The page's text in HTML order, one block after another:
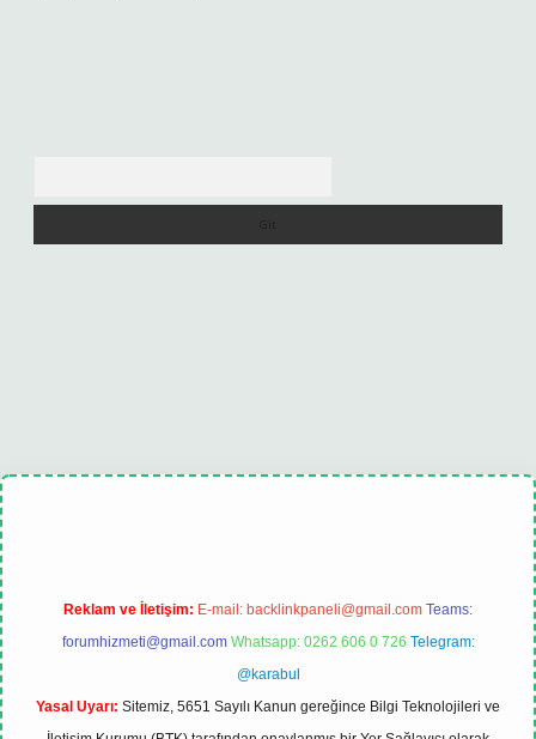
tulipbet güncel
Reklam ve İletişim: E-mail: backlinkpaneli@gmail.com Teams:
forumhizmeti@gmail.com Whatsapp: 0262 606 0 726 Telegram:
@karabul
Yasal Uyarı: Sitemiz, 5651 Sayılı Kanun gereğince Bilgi Teknolojileri ve